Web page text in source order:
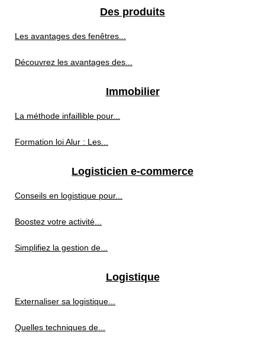
Des produits
Les avantages des fenêtres...
Découvrez les avantages des...
Immobilier
La méthode infaillible pour...
Formation loi Alur : Les...
Logisticien e-commerce
Conseils en logistique pour...
Boostez votre activité...
Simplifiez la gestion de...
Logistique
Externaliser sa logistique...
Quelles techniques de...